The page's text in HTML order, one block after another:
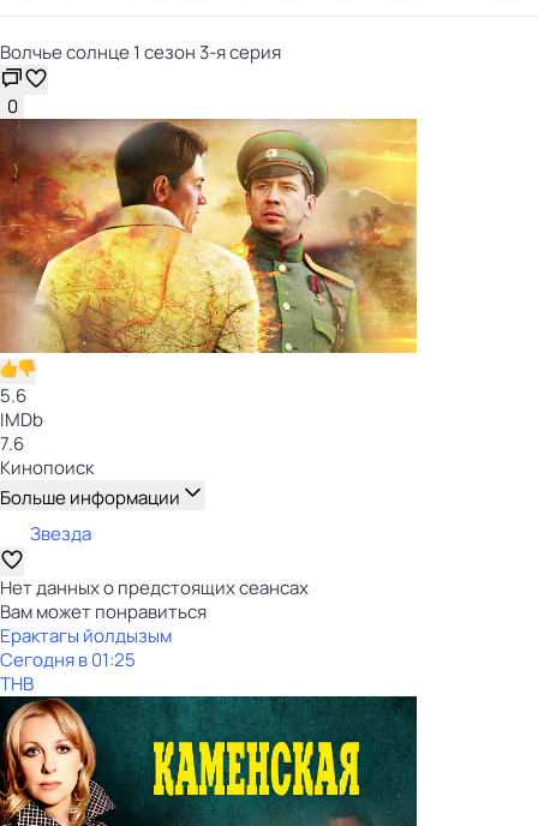
Волчье солнце 1 сезон 3-я серия
0
5.6
IMDb
7.6
Кинопоиск
Больше информации
Звезда
Нет данных о предстоящих сеансах
Вам может понравиться
Ерактагы йолдызым
Сегодня в 01:25
ТНВ